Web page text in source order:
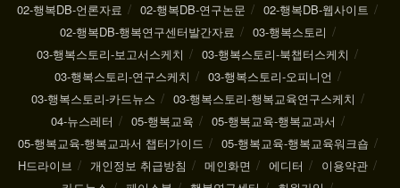
02-행복DB-언론자료
02-행복DB-연구논문
02-행복DB-웹사이트
02-행복DB-행복연구센터발간자료
03-행복스토리
03-행복스토리-보고서스케치
03-행복스토리-북챕터스케치
03-행복스토리-연구스케치
03-행복스토리-오피니언
03-행복스토리-카드뉴스
03-행복스토리-행복교육연구스케치
04-뉴스레터
05-행복교육
05-행복교육-행복교과서
05-행복교육-행복교과서 챕터가이드
05-행복교육-행복교육워크숍
H드라이브
개인정보 취급방침 메인화면 에디터
이용약관